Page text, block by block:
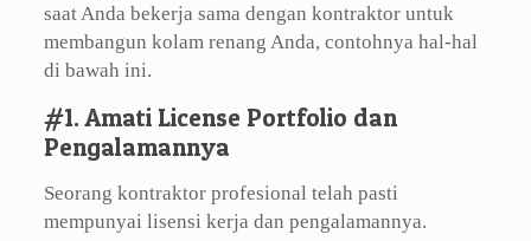
saat Anda bekerja sama dengan kontraktor untuk
membangun kolam renang Anda, contohnya hal-hal
di bawah ini.
#1. Amati License Portfolio dan
Pengalamannya
Seorang kontraktor profesional telah pasti
mempunyai lisensi kerja dan pengalamannya.